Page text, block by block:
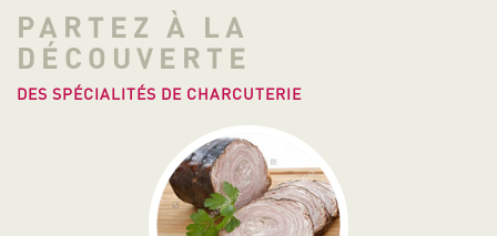
PARTEZ À LA
DÉCOUVERTE
DES SPÉCIALITÉS DE CHARCUTERIE